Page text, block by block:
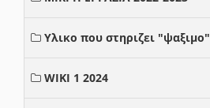
Υλικο που στηριζει "ψαξιμο"
WIKI 1 2024